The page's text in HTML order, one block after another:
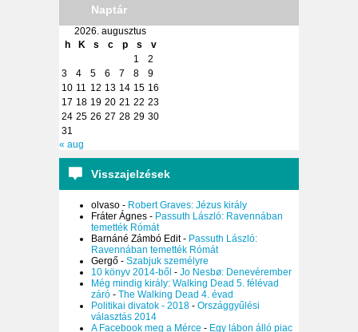
Naptár
2026. augusztus
h
K s c p s
v
1
2
3
4 5 6 7 8
9
10 11 12 13 14 15 16
17 18 19 20 21 22 23
24 25 26 27 28 29 30
31
« aug
Visszajelzések
olvaso - Robert Graves: Jézus király
Fráter Ágnes - Passuth László: Ravennában
temették Rómát
Barnáné Zámbó Edit- Passuth László:
Ravennában temették Rómát
Gergő - Szabjuk személyre
10 könyv 2014-ből - Jo Nesbø: Denevérember
Még mindig király: Walking Dead 5. félévad
záró - The Walking Dead 4. évad
Politikai divatok - 2018 - Országgyűlési
választás 2014
A Facebook meg a Mérce - Egy lábon álló piac